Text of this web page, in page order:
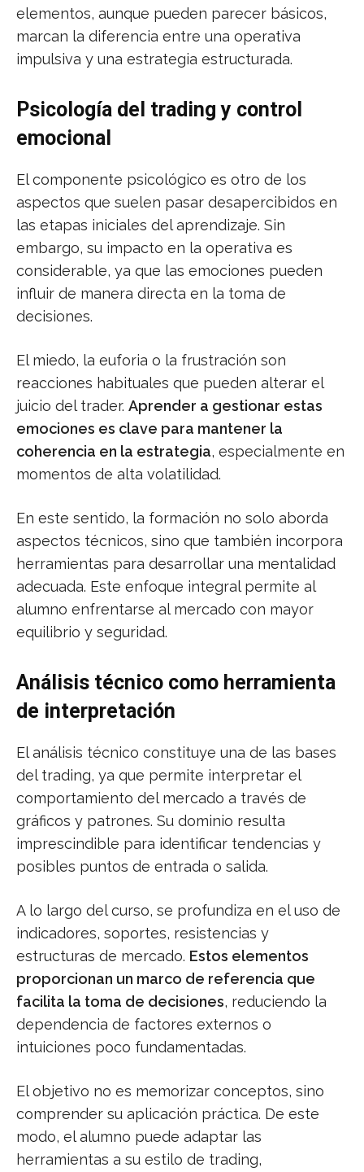
elementos, aunque pueden parecer básicos,
marcan la diferencia entre una operativa
impulsiva y una estrategia estructurada.
Psicología del trading y control
emocional
El componente psicológico es otro de los
aspectos que suelen pasar desapercibidos en
las etapas iniciales del aprendizaje. Sin
embargo, su impacto en la operativa es
considerable, ya que las emociones pueden
influir de manera directa en la toma de
decisiones.
El miedo, la euforia o la frustración son
reacciones habituales que pueden alterar el
juicio del trader. Aprender a gestionar estas
emociones es clave para mantener la
coherencia en la estrategia, especialmente en
momentos de alta volatilidad.
En este sentido, la formación no solo aborda
aspectos técnicos, sino que también incorpora
herramientas para desarrollar una mentalidad
adecuada. Este enfoque integral permite al
alumno enfrentarse al mercado con mayor
equilibrio y seguridad.
Análisis técnico como herramienta
de interpretación
El análisis técnico constituye una de las bases
del trading, ya que permite interpretar el
comportamiento del mercado a través de
gráficos y patrones. Su dominio resulta
imprescindible para identificar tendencias y
posibles puntos de entrada o salida.
A lo largo del curso, se profundiza en el uso de
indicadores, soportes, resistencias y
estructuras de mercado. Estos elementos
proporcionan un marco de referencia que
facilita la toma de decisiones, reduciendo la
dependencia de factores externos o
intuiciones poco fundamentadas.
El objetivo no es memorizar conceptos, sino
comprender su aplicación práctica. De este
modo, el alumno puede adaptar las
herramientas a su estilo de trading,